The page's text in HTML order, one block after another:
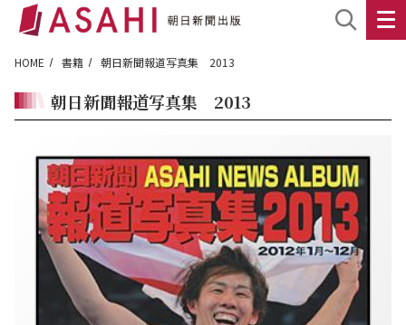
HOME 書籍 朝日新聞報道写真集 2013
朝日新聞報道写真集 2013